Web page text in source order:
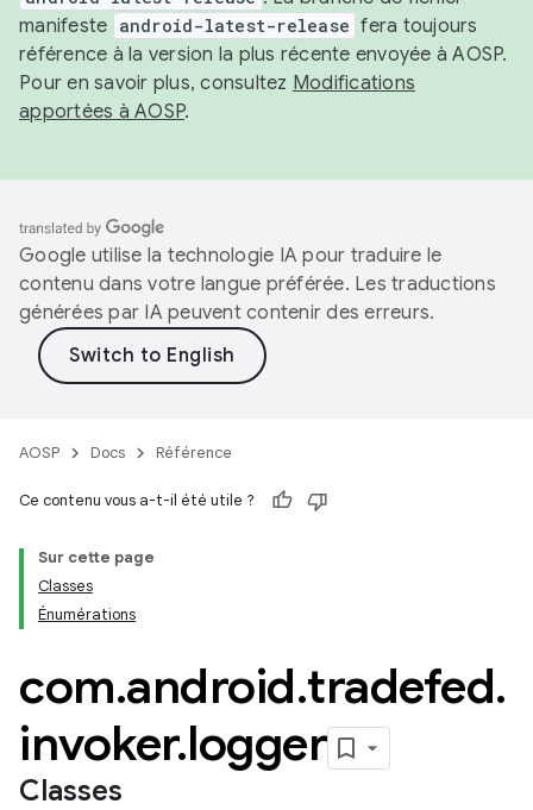
manifeste android-latest-release fera toujours
référence à la version la plus récente envoyée à AOSP.
Pour en savoir plus, consultez Modifications
apportées à AOSP.
Google utilise la technologie IA pour traduire le
contenu dans votre langue préférée. Les traductions
générées par IA peuvent contenir des erreurs.
AOSP Docs Référence
Ce contenu vous a-t-il été utile ?
Sur cette page
Classes
Énumérations
com.android.tradefed.
invoker.logger
Classes